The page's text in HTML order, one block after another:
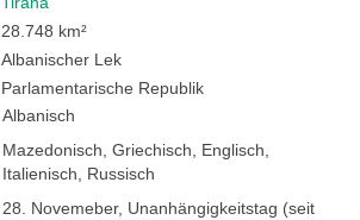
28.748 km²
Albanischer Lek
Parlamentarische Republik
Albanisch
Mazedonisch, Griechisch, Englisch,
Italienisch, Russisch
28. Novemeber, Unanhängigkeitstag (seit